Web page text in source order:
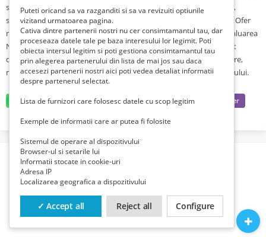
specializarea Informatica. Am ani de experienta in acest domeniu,
studiind in continuare Informatica de chiar dinainte de gimnaziu. Ofer
meditatii pentru toate clasele (I-XII), pentru examene precum Evaluarea
Nationala si BAC, chiar si pentru cei ce doresc sa avanseze in acest
domeniu inainte de a incepe scoala. Tarifele sunt de 150 RON/ 2 ore,
meditatiile desfasurandu-se in mediu online sau la domiciliul elevului.
Puteti oricand sa va razganditi si sa va revizuiti optiunile
vizitand urmatoarea pagina.
Cativa dintre partenerii nostri nu cer consimtamantul tau, dar
proceseaza datele tale pe baza interesului lor legimit. Poti
obiecta intersul legitim si poti gestiona consimtamantul tau
prin alegerea partenerului din lista de mai jos sau daca
accesezi partenerii nostri aici poti vedea detaliat informatii
despre partenerul selectat.
Lista de furnizori care folosesc datele cu scop legitim
Exemple de informatii care ar putea fi folosite
Sistemul de operare al dispozitivului
Browser-ul si setarile lui
Informatii stocate in cookie-uri
Adresa IP
Localizarea geografica a dispozitivului
✓ Accept all Reject all Configure